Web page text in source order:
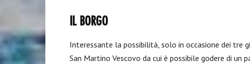
IL BORGO
Interessante la possibilità, solo in occasione dei tre
San Martino Vescovo da cui è possibile godere di